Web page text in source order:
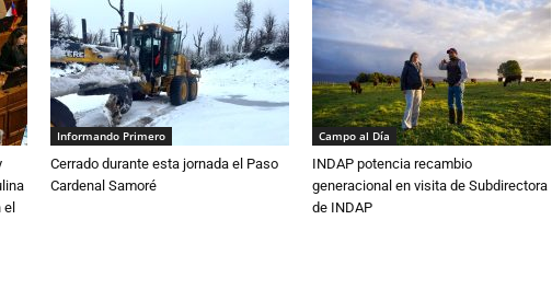
Informando Primero
Cerrado durante esta jornada el Paso
Cardenal Samoré
Campo al Día
INDAP potencia recambio
generacional en visita de Subdirectora
de INDAP